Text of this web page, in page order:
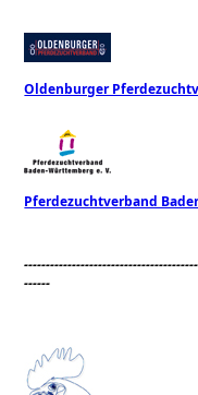
Oldenburger
Pferdezuchtverband
------